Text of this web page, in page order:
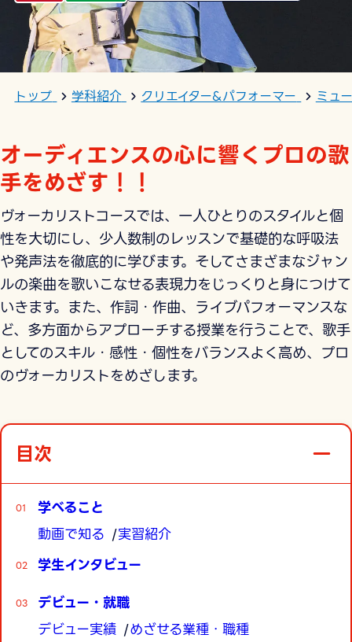
トップ 学科紹介 クリエイター&パフォーマー ミュ
オーディエンスの心に響くプロの歌
手をめざす！！
ヴォーカリストコースでは、一人ひとりのスタイルと個
性を大切にし、少人数制のレッスンで基礎的な呼吸法
や発声法を徹底的に学びます。そしてさまざまなジャン
ルの楽曲を歌いこなせる表現力をじっくりと身につけて
いきます。また、作詞・作曲、ライブパフォーマンスな
ど、多方面からアプローチする授業を行うことで、歌手
としてのスキル・感性・個性をバランスよく高め、プロ
のヴォーカリストをめざします。
目次
学べること
動画で知る
実習紹介
学生インタビュー
デビュー・就職
デビュー実績
めざせる業種・職種